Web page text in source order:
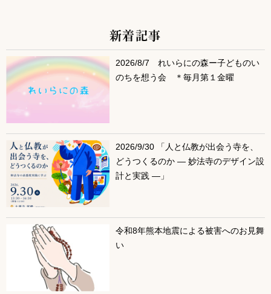
サブコンテンツ
新着記事
2026/8/7 れいらにの森ー子どものい
のちを想う会 ＊毎月第１金曜
2026/9/30 「人と仏教が出会う寺を、
どうつくるのか ― 妙法寺のデザイン設
計と実践 ―」
令和8年熊本地震による被害へのお見舞
い